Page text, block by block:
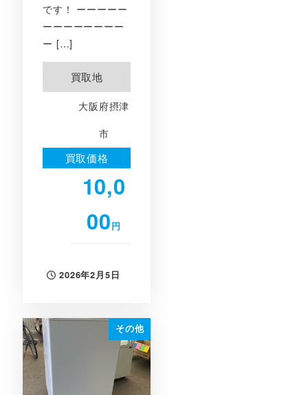
です！ ーーーーー
ーーーーーーーー
ー […]
買取地
大阪府摂津
市
買取価格
10,0
00円
投稿日
2026年2月5日
その他